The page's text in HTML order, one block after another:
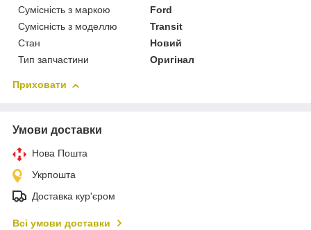
Сумісність з маркою
Ford
Сумісність з моделлю
Transit
Стан
Новий
Тип запчастини
Оригінал
Приховати
Умови доставки
Нова Пошта
Укрпошта
Доставка кур'єром
Всі умови доставки